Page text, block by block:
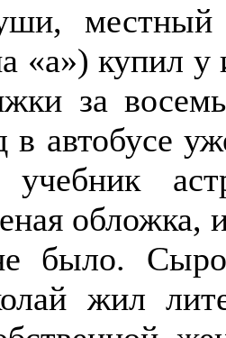
местный
«а») купил
за
в автобусе
обложка,
было.
жил